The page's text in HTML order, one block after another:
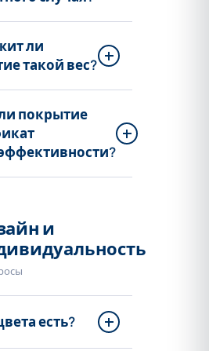
ли
такой вес?
покрытие
и
есть?